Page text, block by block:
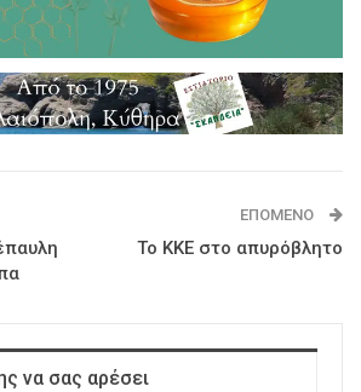
ΕΠΌΜΕΝΟ
Το ΚΚΕ στο απυρόβλητο
να σας αρέσει